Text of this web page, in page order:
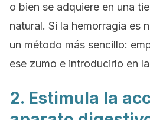
o bien se adquiere en una
natural. Si la hemorragia es
un método más sencillo:
ese zumo e introducirlo en
2. Estimula la